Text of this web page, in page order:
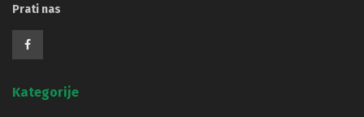
Prati nas
Kategorije